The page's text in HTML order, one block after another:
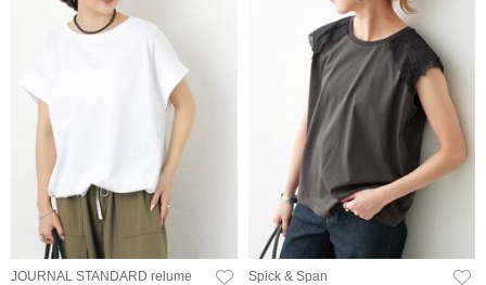
JOURNAL STANDARD relume
Spick & Span